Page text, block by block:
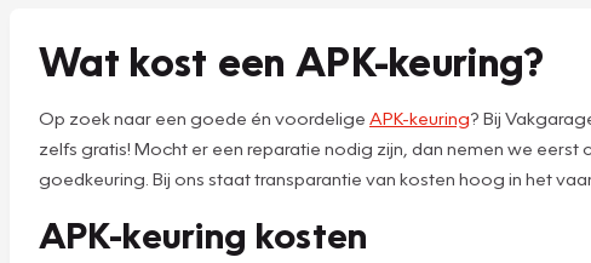
Wat kost een APK-keuring?
Op zoek naar een goede én voordelige APK-keuring? Bij
zelfs gratis! Mocht er een reparatie nodig zijn, dan nemen we
goedkeuring. Bij ons staat transparantie van kosten hoog in het
APK-keuring kosten